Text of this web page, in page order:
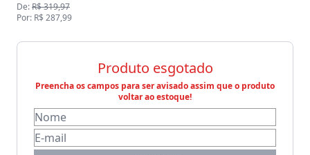
De:R$ 319,97
Por: R$ 287,99
Produto esgotado
Preencha os campos para ser avisado assim que o produto
voltar ao estoque!